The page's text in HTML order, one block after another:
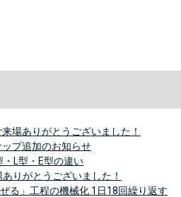
場ありがとうございました！
プ追加のお知らせ
・L型・E型の違い
りがとうございました！
る」工程の機械化 1日18回繰り返す